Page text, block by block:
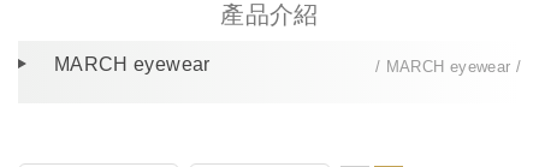
產品介紹
MARCH eyewear MARCH eyewear